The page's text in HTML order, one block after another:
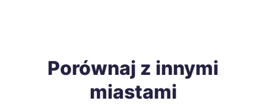
Porównaj z innymi
miastami